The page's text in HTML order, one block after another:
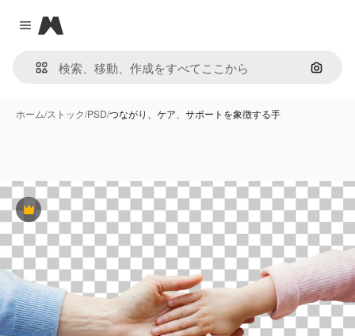
Close menu
Magnific
画像で
ホーム/ストック/PSD/つながり、ケア、サポートを象徴する手
Premium